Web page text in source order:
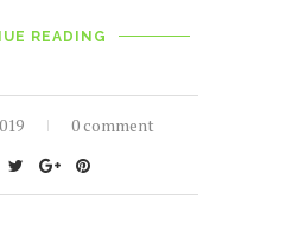
READING
0 comment